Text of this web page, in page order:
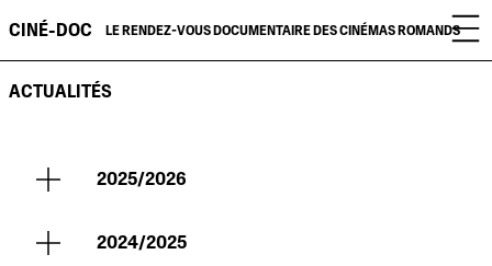
CINÉ-DOC LE RENDEZ-VOUS DOCUMENTAIRE DES CINÉMAS ROMANDS
ACTUALITÉS
2025/2026
2024/2025